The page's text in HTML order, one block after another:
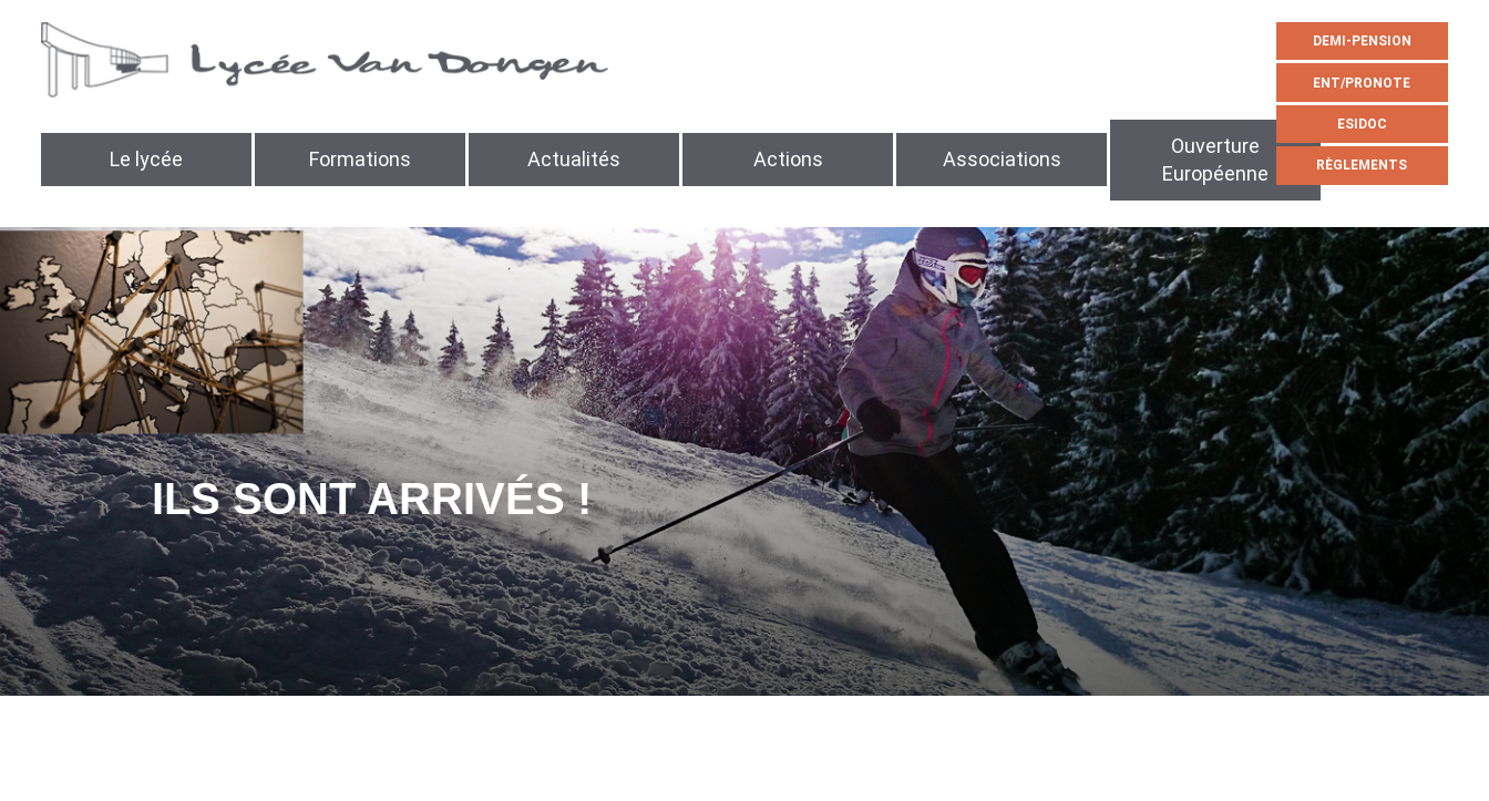
Le lycée Formations Actualités Actions Associations
Ouverture
Européenne
DEMI-PENSION
ENT/PRONOTE
ESIDOC
RÈGLEMENTS
ILS SONT ARRIVÉS !